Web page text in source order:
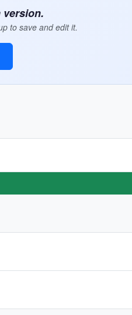
version.
to save and edit it.